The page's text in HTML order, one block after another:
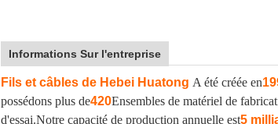
Informations Sur l'entreprise
Fils et câbles de Hebei Huatong A été créée en
possédons plus de420Ensembles de matériel de
d'essai.Notre capacité de production annuelle est5